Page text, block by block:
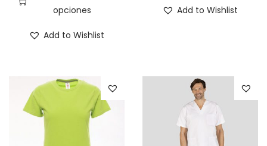
opciones
Add to Wishlist
Add to Wishlist